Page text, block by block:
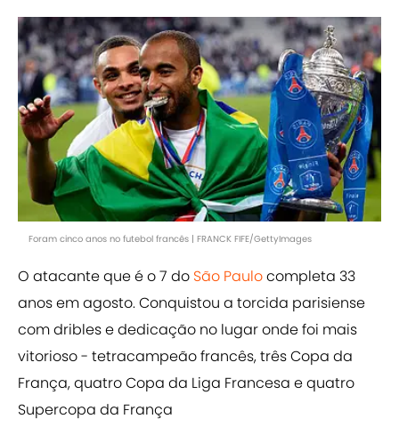
Foram cinco anos no futebol francês | FRANCK FIFE/GettyImages
O atacante que é o 7 do São Paulocompleta 33
anos em agosto. Conquistou a torcida parisiense
com dribles e dedicação no lugar onde foi mais
vitorioso - tetracampeão francês, três Copa da
França, quatro Copa da Liga Francesa e quatro
Supercopa da França